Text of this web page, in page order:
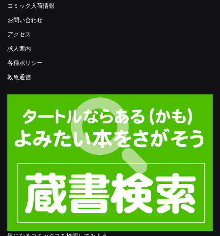
コミック入荷情報
お問い合わせ
アクセス
求人案内
各種ポリシー
敦亀通信